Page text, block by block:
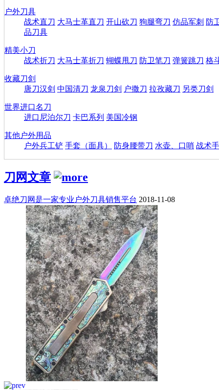
户外刀具
战术直刀 大马士革直刀 开山砍刀 狗腿弯刀 仿品军刺 防
品刀具
精美小刀
战术折刀 大马士革折刀 蝴蝶甩刀 防卫笔刀 弹簧跳刀 格
收藏刀剑
唐刀汉剑 中国清刀 龙泉刀剑 户撒刀 拉孜藏刀 另类刀剑
世界进口名刀
进口尼泊尔刀 卡巴系列 美国冷钢
其他户外用品
户外兵工铲 手套（面具） 防身腰带刀 水壶、口哨 战术
刀网文章
卓绝刀网是一家专业户外刀具销售平台 2018-11-08